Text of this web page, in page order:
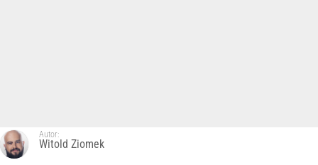
Autor:
Witold Ziomek